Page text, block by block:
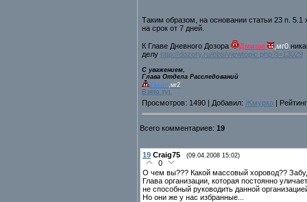
Таким образом, на основании статьи 23 п.
на срок от 7 дней.
К Главе Дневного Дозора Дмиша ,мг0
делу http://dozory.ru/bbs/viewtopic.php?t=13029
С уважением,
Глава Отдела Расследований
Yason ,мг2
Взято тут.
Просмотров: 1490 | Добавил: Жмурка |
Всего комментариев: 19
19 Craig75 (09.04.2008 15:02)
0
О чем вы??? Какой массовый хоровод??
Глава организации, которая постоянно
не способный руководить данной
Но они же у нас избранные...